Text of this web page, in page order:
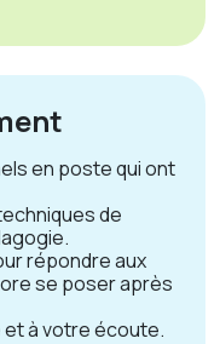
en poste qui ont
de
répondre aux
se poser après
à votre écoute.